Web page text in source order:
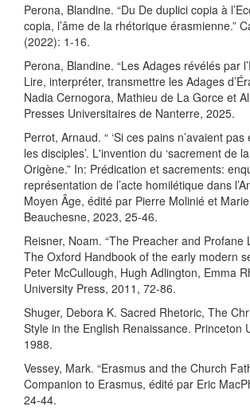
Perona, Blandine. “Du De duplici copia à
copia, l’âme de la rhétorique érasmienne.”
(2022): 1-16.
Perona, Blandine. “Les Adages révélés par
Lire, interpréter, transmettre les Adages
Nadia Cernogora, Mathieu de La Gorce et
Presses Universitaires de Nanterre, 2025.
Perrot, Arnaud. “ ‘Si ces pains n’avaient
les disciples’. L'invention du ‘sacrement de
Origène.” In: Prédication et sacrements:
représentation de l’acte homilétique dans
Moyen Âge, édité par Pierre Molinié et
Beauchesne, 2023, 25-46.
Reisner, Noam. “The Preacher and Profane
The Oxford Handbook of the early modern
Peter McCullough, Hugh Adlington, Emma
University Press, 2011, 72-86.
Shuger, Debora K. Sacred Rhetoric, The
Style in the English Renaissance. Princeton
1988.
Vessey, Mark. “Erasmus and the Church
Companion to Erasmus, édité par Eric
24-44.